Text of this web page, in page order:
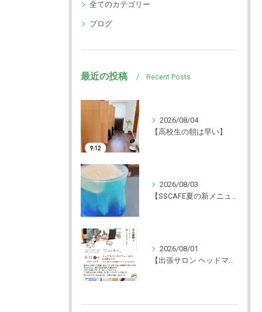
全てのカテゴリー
ブログ
最近の投稿 Recent Posts
2026/08/04
【高校生の朝は早い】
2026/08/03
2026/08/01